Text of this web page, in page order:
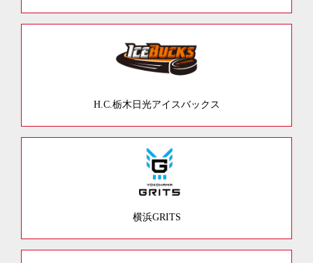
H.C.栃木日光アイスバックス
横浜GRITS